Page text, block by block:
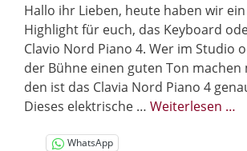
Hallo ihr Lieben, heute haben wir
Highlight für euch, das Keyboard
Clavio Nord Piano 4. Wer im Studio
der Bühne einen guten Ton
den ist das Clavia Nord Piano 4
Dieses elektrische … Weiterlesen …
WhatsApp